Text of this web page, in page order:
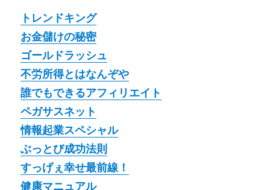
トレンドキング
お金儲けの秘密
ゴールドラッシュ
不労所得とはなんぞや
誰でもできるアフィリエイト
ペガサスネット
情報起業スペシャル
ぶっとび成功法則
すっげぇ幸せ最前線！
健康マニュアル